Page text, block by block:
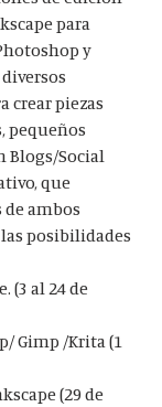
para
y
crear piezas
pequeños
Blogs/Social
que
ambos
posibilidades
(3 al 24 de
Gimp /Krita (1
(29 de